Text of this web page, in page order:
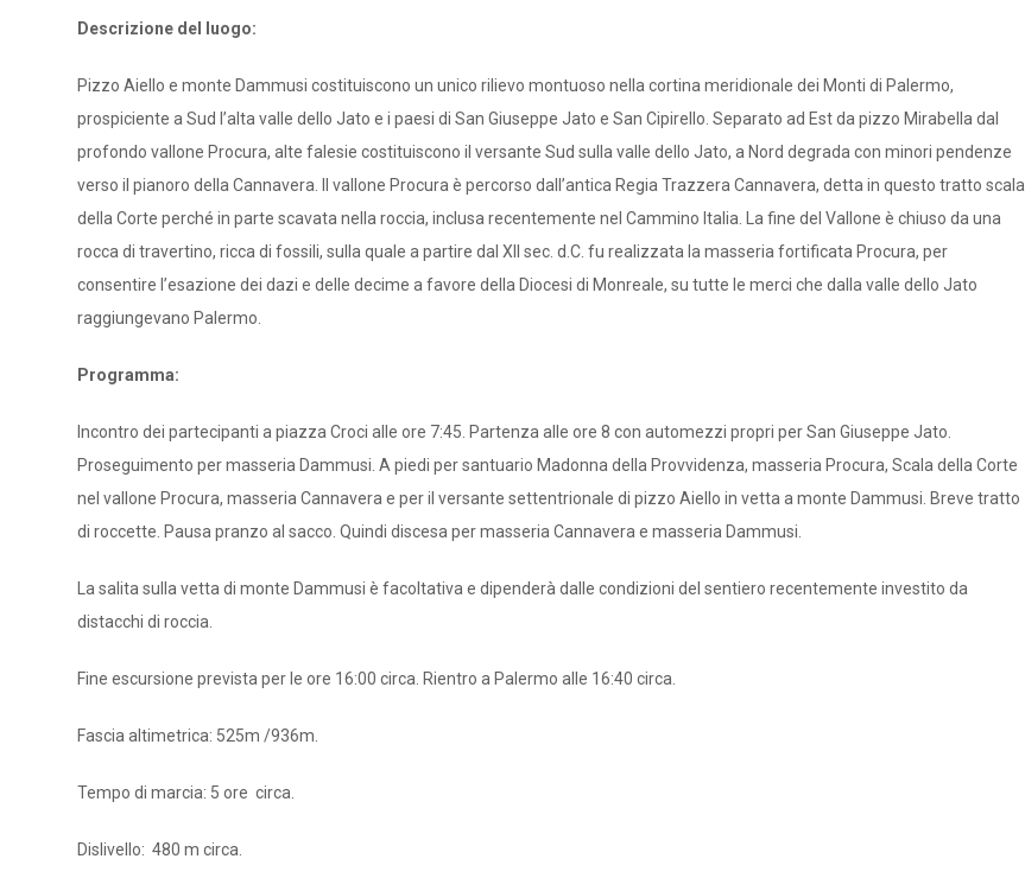
Descrizione del luogo:
Pizzo Aiello e monte Dammusi costituiscono un unico rilievo montuoso nella cortina meridionale dei Monti di Palermo,
prospiciente a Sud l’alta valle dello Jato e i paesi di San Giuseppe Jato e San Cipirello. Separato ad Est da pizzo Mirabella dal
profondo vallone Procura, alte falesie costituiscono il versante Sud sulla valle dello Jato, a Nord degrada con minori pendenze
verso il pianoro della Cannavera. Il vallone Procura è percorso dall’antica Regia Trazzera Cannavera, detta in questo tratto scala
della Corte perché in parte scavata nella roccia, inclusa recentemente nel Cammino Italia. La fine del Vallone è chiuso da una
rocca di travertino, ricca di fossili, sulla quale a partire dal XII sec. d.C. fu realizzata la masseria fortificata Procura, per
consentire l’esazione dei dazi e delle decime a favore della Diocesi di Monreale, su tutte le merci che dalla valle dello Jato
raggiungevano Palermo.
Programma:
Incontro dei partecipanti a piazza Croci alle ore 7:45. Partenza alle ore 8 con automezzi propri per San Giuseppe Jato.
Proseguimento per masseria Dammusi. A piedi per santuario Madonna della Provvidenza, masseria Procura, Scala della Corte
nel vallone Procura, masseria Cannavera e per il versante settentrionale di pizzo Aiello in vetta a monte Dammusi. Breve tratto
di roccette. Pausa pranzo al sacco. Quindi discesa per masseria Cannavera e masseria Dammusi.
La salita sulla vetta di monte Dammusi è facoltativa e dipenderà dalle condizioni del sentiero recentemente investito da
distacchi di roccia.
Fine escursione prevista per le ore 16:00 circa. Rientro a Palermo alle 16:40 circa.
Fascia altimetrica: 525m /936m.
Tempo di marcia: 5 ore circa.
Dislivello: 480 m circa.